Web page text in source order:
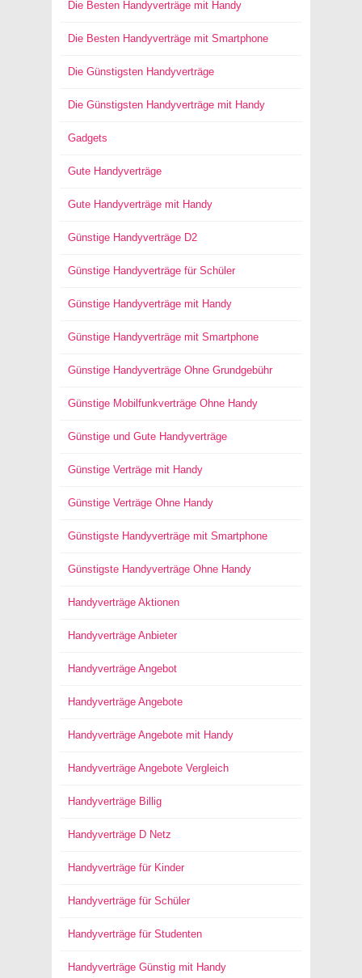
Die Besten Handyverträge mit Handy
Die Besten Handyverträge mit Smartphone
Die Günstigsten Handyverträge
Die Günstigsten Handyverträge mit Handy
Gadgets
Gute Handyverträge
Gute Handyverträge mit Handy
Günstige Handyverträge D2
Günstige Handyverträge für Schüler
Günstige Handyverträge mit Handy
Günstige Handyverträge mit Smartphone
Günstige Handyverträge Ohne Grundgebühr
Günstige Mobilfunkverträge Ohne Handy
Günstige und Gute Handyverträge
Günstige Verträge mit Handy
Günstige Verträge Ohne Handy
Günstigste Handyverträge mit Smartphone
Günstigste Handyverträge Ohne Handy
Handyverträge Aktionen
Handyverträge Anbieter
Handyverträge Angebot
Handyverträge Angebote
Handyverträge Angebote mit Handy
Handyverträge Angebote Vergleich
Handyverträge Billig
Handyverträge D Netz
Handyverträge für Kinder
Handyverträge für Schüler
Handyverträge für Studenten
Handyverträge Günstig mit Handy